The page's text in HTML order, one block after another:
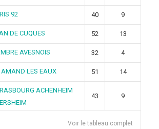
92 40 9
DE CUQUES 52 13
AVESNOIS 32 4
AMAND LES EAUX 51 14
ACHENHEIM
43 9
Voir le tableau complet